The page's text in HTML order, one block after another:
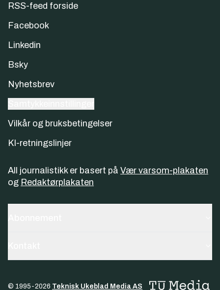
RSS-feed forside
Facebook
Linkedin
Bsky
Nyhetsbrev
Vilkår og bruksbetingelser
KI-retningslinjer
All journalistikk er basert på Vær varsom-plakaten
og Redaktørplakaten
© 1995-2026 Teknisk Ukeblad Media AS